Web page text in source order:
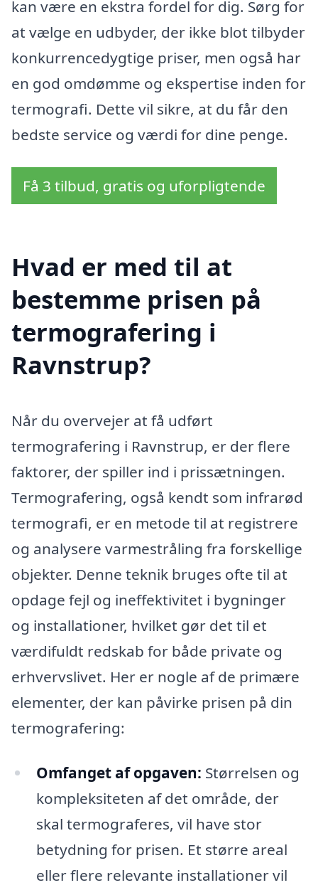
kan være en ekstra fordel for dig. Sørg for
at vælge en udbyder, der ikke blot tilbyder
konkurrencedygtige priser, men også har
en god omdømme og ekspertise inden for
termografi. Dette vil sikre, at du får den
bedste service og værdi for dine penge.
Få 3 tilbud, gratis og uforpligtende
Hvad er med til at
bestemme prisen på
termografering i
Ravnstrup?
Når du overvejer at få udført
termografering i Ravnstrup, er der flere
faktorer, der spiller ind i prissætningen.
Termografering, også kendt som infrarød
termografi, er en metode til at registrere
og analysere varmestråling fra forskellige
objekter. Denne teknik bruges ofte til at
opdage fejl og ineffektivitet i bygninger
og installationer, hvilket gør det til et
værdifuldt redskab for både private og
erhvervslivet. Her er nogle af de primære
elementer, der kan påvirke prisen på din
termografering:
Omfanget af opgaven: Størrelsen og
kompleksiteten af det område, der
skal termograferes, vil have stor
betydning for prisen. Et større areal
eller flere relevante installationer vil